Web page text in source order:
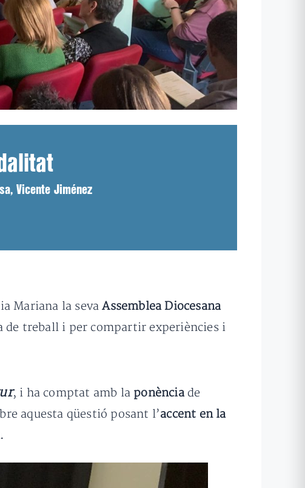
Vicente Jiménez
Mariana la sevaAssemblea Diocesana
de treball i per compartir experiències i
, i ha comptat amb la ponència de
aquesta qüestió posant l’accent en la